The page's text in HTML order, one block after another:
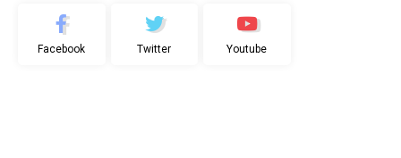
Facebook Twitter Youtube